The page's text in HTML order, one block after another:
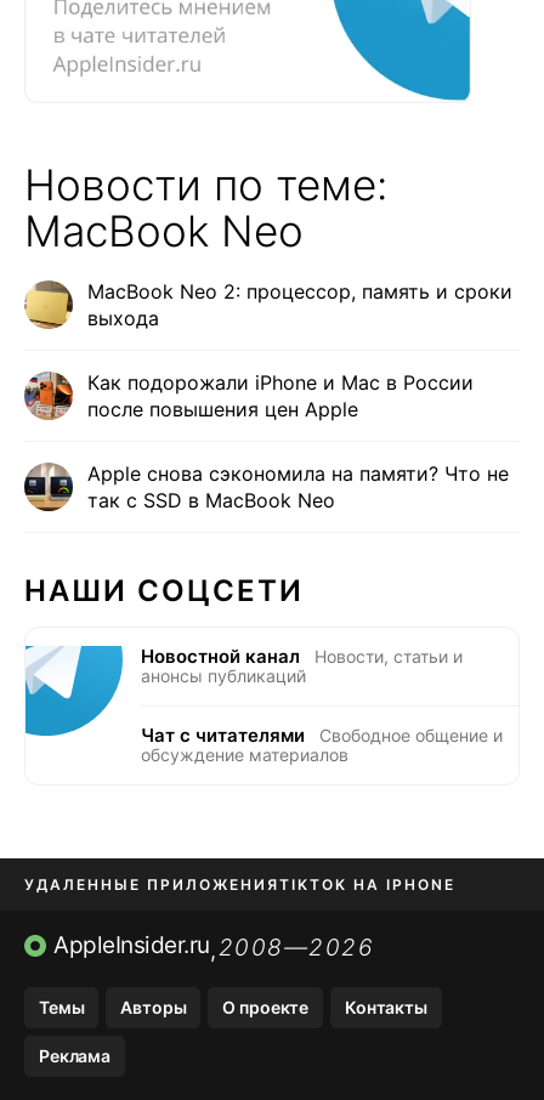
Новости по теме:
MacBook Neo
MacBook Neo 2: процессор, память и сроки
выхода
Как подорожали iPhone и Mac в России
после повышения цен Apple
Apple снова сэкономила на памяти? Что не
так с SSD в MacBook Neo
НАШИ СОЦСЕТИ
Новостной канал
Новости, статьи и
анонсы публикаций
Чат с читателями
Свободное общение и
обсуждение материалов
УДАЛЕННЫЕ ПРИЛОЖЕНИЯTIKTOK НА IPHONE
ПРИЛОЖЕНИЯ БЕЗ APP STORE
AppleInsider.ru,2008—2026
Темы Авторы О проекте Контакты
Реклама